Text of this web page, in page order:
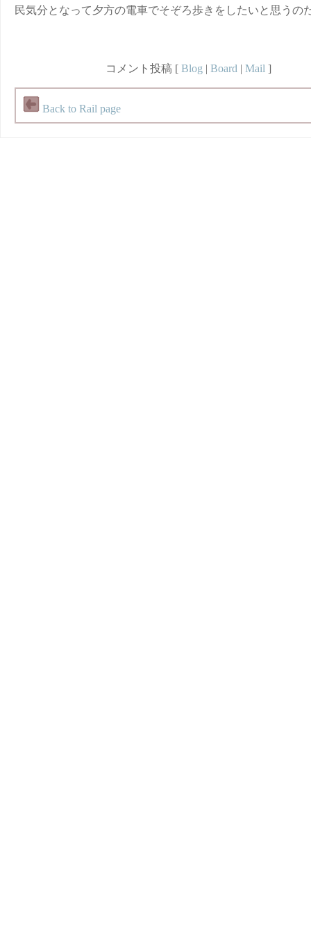
民気分となって夕方の電車でそぞろ歩きをしたいと思うの
コメント投稿 [ Blog | Board | Mail ]
Back to Rail page